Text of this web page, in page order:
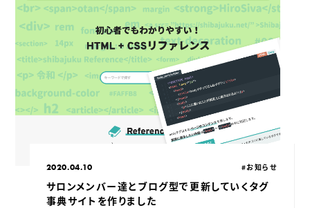
サロンメンバー達とブログ型で更新していくタグ
事典サイトを作りました
公開日：
2020.04.10 カテゴリ：
#お知らせ